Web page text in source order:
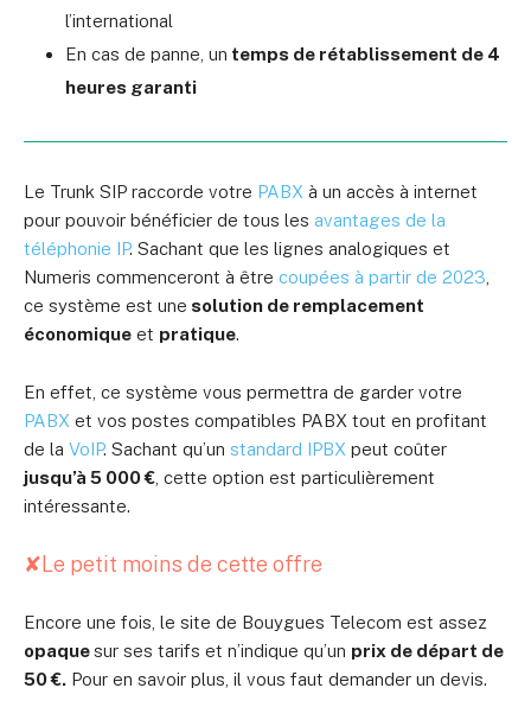
l’international
En cas de panne, un temps de rétablissement de 4
heures garanti
Le Trunk SIP raccorde votre PABX à un accès à internet
pour pouvoir bénéficier de tous les avantages de la
téléphonie IP. Sachant que les lignes analogiques et
Numeris commenceront à être coupées à partir de 2023
ce système est une solution de remplacement
économique et pratique.
En effet, ce système vous permettra de garder votre
PABX et vos postes compatibles PABX tout en profitant
de la VoIP. Sachant qu’un standard IPBX peut coûter
jusqu’à 5 000 € , cette option est particulièrement
intéressante.
✘Le petit moins de cette offre
Encore une fois, le site de Bouygues Telecom est assez
opaquesur ses tarifs et n’indique qu’un prix de départ de
50 €. Pour en savoir plus, il vous faut demander un devis.